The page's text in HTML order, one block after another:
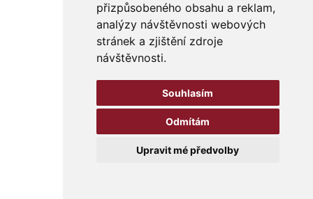
přizpůsobeného obsahu a reklam,
analýzy návštěvnosti webových
stránek a zjištění zdroje
návštěvnosti.
Souhlasím
Odmítám
Upravit mé předvolby